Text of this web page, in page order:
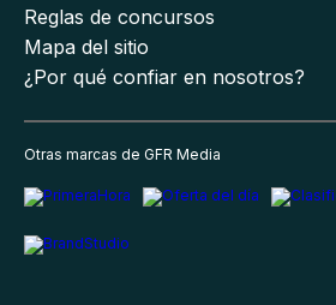
Reglas de concursos
Mapa del sitio
¿Por qué confiar en nosotros?
Otras marcas de GFR Media